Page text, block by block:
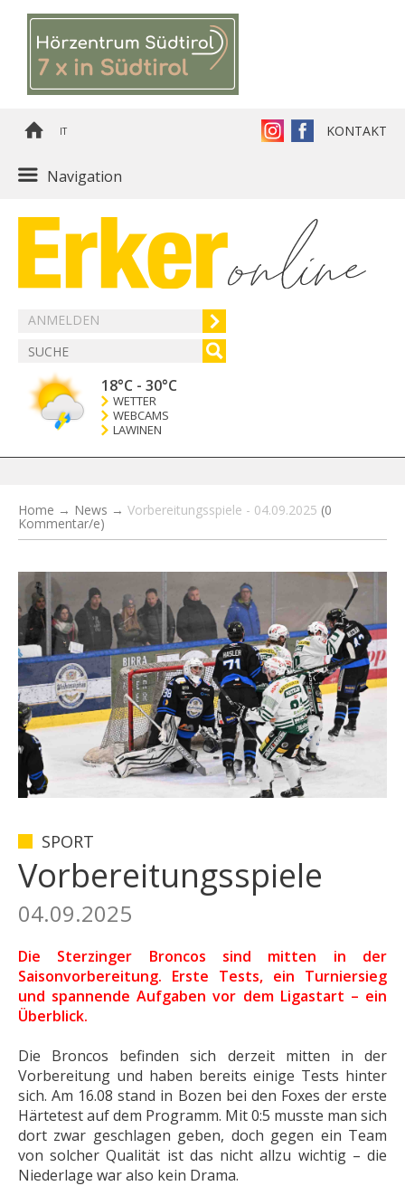
IT KONTAKT
Navigation
ANMELDEN
18°C - 30°C
WETTER
WEBCAMS
LAWINEN
Home → News → Vorbereitungsspiele - 04.09.2025 (0
Kommentar/e)
SPORT
Vorbereitungsspiele
04.09.2025
Die Sterzinger Broncos sind mitten in der
Saisonvorbereitung. Erste Tests, ein Turniersieg
und spannende Aufgaben vor dem Ligastart – ein
Überblick.
Die Broncos befinden sich derzeit mitten in der
Vorbereitung und haben bereits einige Tests hinter
sich. Am 16.08 stand in Bozen bei den Foxes der erste
Härtetest auf dem Programm. Mit 0:5 musste man sich
dort zwar geschlagen geben, doch gegen ein Team
von solcher Qualität ist das nicht allzu wichtig – die
Niederlage war also kein Drama.